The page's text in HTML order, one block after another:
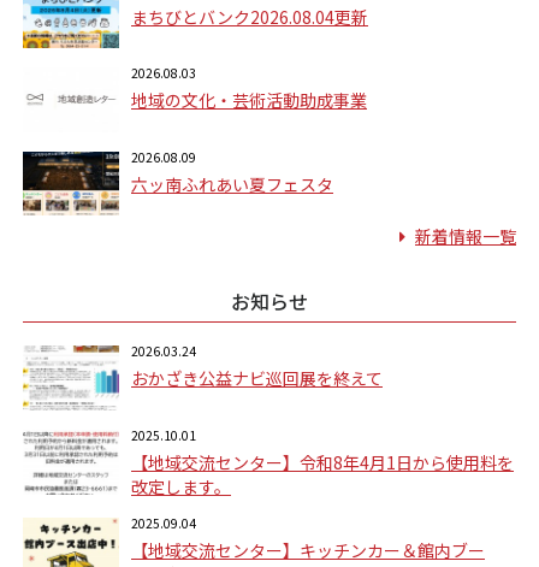
まちびとバンク2026.08.04更新
2026.08.03
地域の文化・芸術活動助成事業
2026.08.09
六ッ南ふれあい夏フェスタ
新着情報一覧
お知らせ
2026.03.24
おかざき公益ナビ巡回展を終えて
2025.10.01
【地域交流センター】令和8年4月1日から使用料を
改定します。
2025.09.04
【地域交流センター】キッチンカー＆館内ブー